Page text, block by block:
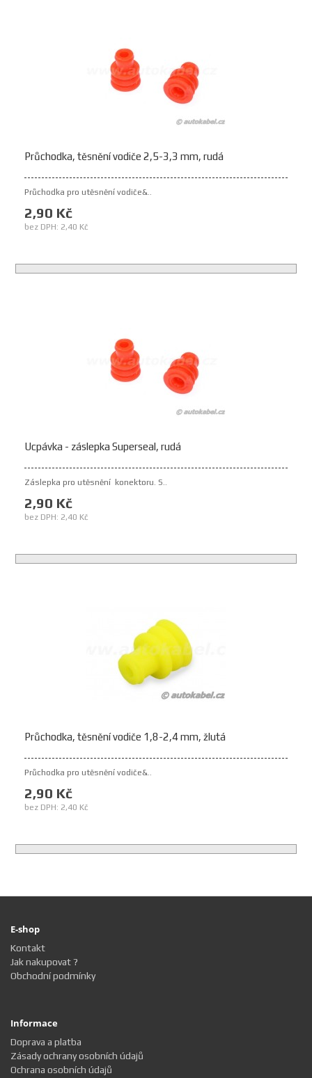
Průchodka, těsnění vodiče 2,5-3,3 mm, rudá
Průchodka pro utěsnění vodiče&..
2,90 Kč
bez DPH: 2,40 Kč
Ucpávka - záslepka Superseal, rudá
Záslepka pro utěsnění konektoru. S..
2,90 Kč
bez DPH: 2,40 Kč
Průchodka, těsnění vodiče 1,8-2,4 mm, žlutá
Průchodka pro utěsnění vodiče&..
2,90 Kč
bez DPH: 2,40 Kč
E-shop
Kontakt
Jak nakupovat ?
Obchodní podmínky
Informace
Doprava a platba
Zásady ochrany osobních údajů
Ochrana osobních údajů